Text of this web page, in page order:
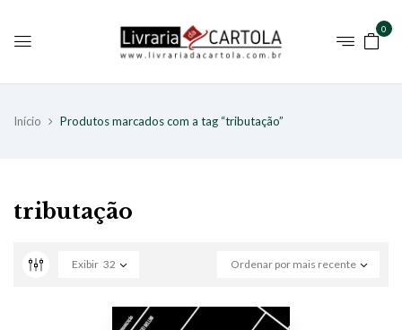
0
Início Produtos marcados com a tag “tributação”
tributação
Ordenar por mais recente
Exibir 32